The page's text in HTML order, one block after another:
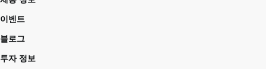
이벤트
블로그
투자 정보